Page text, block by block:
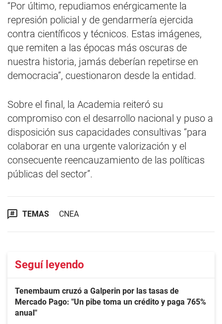
“Por último, repudiamos enérgicamente la
represión policial y de gendarmería ejercida
contra científicos y técnicos. Estas imágenes,
que remiten a las épocas más oscuras de
nuestra historia, jamás deberían repetirse en
democracia”, cuestionaron desde la entidad.
Sobre el final, la Academia reiteró su
compromiso con el desarrollo nacional y puso a
disposición sus capacidades consultivas “para
colaborar en una urgente valorización y el
consecuente reencauzamiento de las políticas
públicas del sector”.
TEMAS CNEA
Seguí leyendo
Tenembaum cruzó a Galperin por las tasas de
Mercado Pago: "Un pibe toma un crédito y paga 765%
anual"